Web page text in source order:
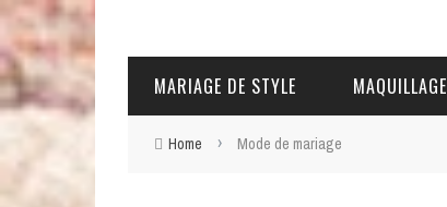
MARIAGE DE STYLE MAQUILLAGE
Home › Mode de mariage